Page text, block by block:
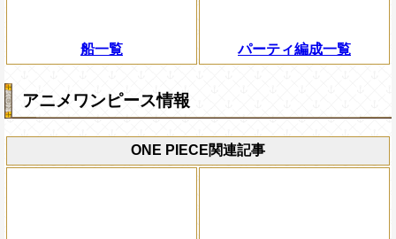
船一覧 パーティ編成一覧
アニメワンピース情報
ONE PIECE関連記事